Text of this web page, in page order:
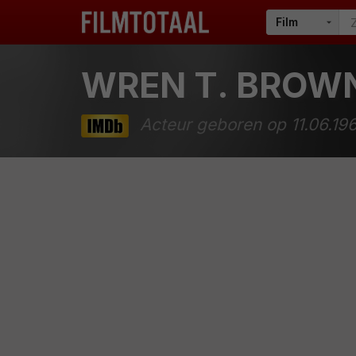
WREN T.
Acteur geboren op